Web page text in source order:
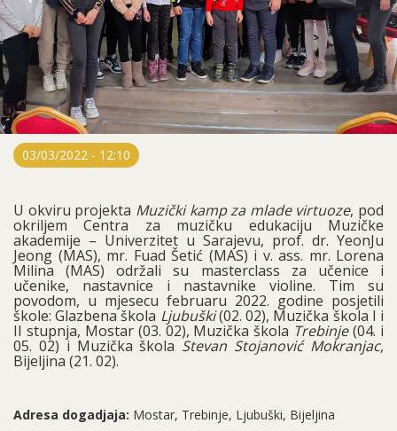
03/03/2022 - 12:10
U okviru projekta Muzički kamp za mlade virtuoze, pod
okriljem Centra za muzičku edukaciju Muzičke
akademije – Univerzitet u Sarajevu, prof. dr. YeonJu
Jeong (MAS), mr. Fuad Šetić (MAS) i v. ass. mr. Lorena
Milina (MAS) održali su masterclass za učenice i
učenike, nastavnice i nastavnike violine. Tim su
povodom, u mjesecu februaru 2022. godine posjetili
škole: Glazbena škola Ljubuški(02. 02), Muzička škola I i
II stupnja, Mostar (03. 02), Muzička škola Trebinje(04. i
05. 02) i Muzička škola Stevan Stojanović Mokranjac,
Bijeljina (21. 02).
Adresa dogadjaja: Mostar, Trebinje, Ljubuški, Bijeljina